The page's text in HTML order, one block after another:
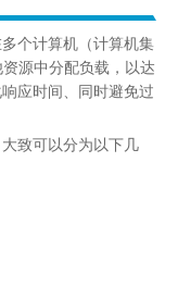
个计算机（计算机集
源中分配负载，以达
应时间、同时避免过
致可以分为以下几